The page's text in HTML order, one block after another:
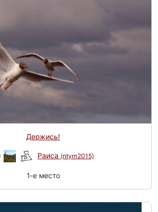
Держись!
Раиса (ntym2015)
1-e место